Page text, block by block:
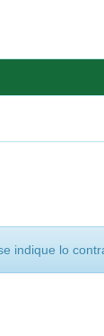
indique lo